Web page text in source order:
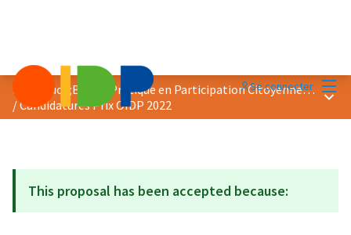
Se connecter
Prix &quot;Bonne Pratique en Participation Citoyenne&quot; 2022
/Candidatures Prix OIDP 2022
This proposal has been accepted because: